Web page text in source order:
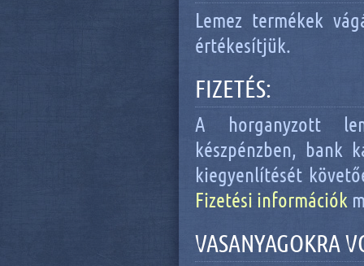
Lemez termékek
értékesítjük.
FIZETÉS:
A horganyzott
készpénzben, bank
kiegyenlítését
Fizetési információk
VASANYAGOKRA